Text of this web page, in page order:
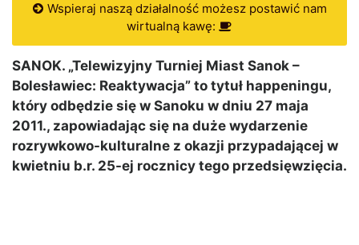
Wspieraj naszą działalność możesz postawić nam
wirtualną kawę:
SANOK. „Telewizyjny Turniej Miast Sanok –
Bolesławiec: Reaktywacja” to tytuł happeningu,
który odbędzie się w Sanoku w dniu 27 maja
2011., zapowiadając się na duże wydarzenie
rozrywkowo-kulturalne z okazji przypadającej w
kwietniu b.r. 25-ej rocznicy tego przedsięwzięcia.